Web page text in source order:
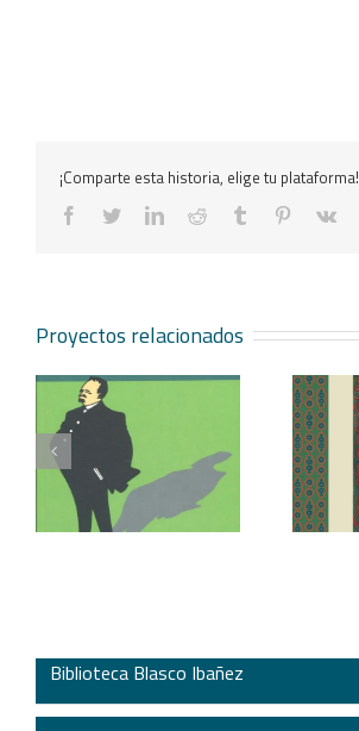
¡Comparte esta historia, elige tu plataforma!
facebooktwitterlinkedinreddit tumblr pinterest
vk
Proyectos relacionados
Prometeo: en el taller
editorial de Vicente
Blasco Ibáñez (1890-
1928)
Biblioteca Blasco Ibañez